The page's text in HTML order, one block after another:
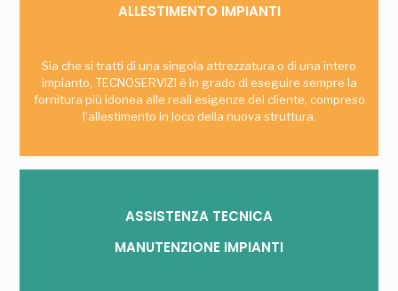
ALLESTIMENTO IMPIANTI
Sia che si tratti di una singola attrezzatura o di una intero
impianto, TECNOSERVIZI è in grado di eseguire sempre la
fornitura più idonea alle reali esigenze del cliente, compreso
l’allestimento in loco della nuova struttura.
ASSISTENZA TECNICA
MANUTENZIONE IMPIANTI